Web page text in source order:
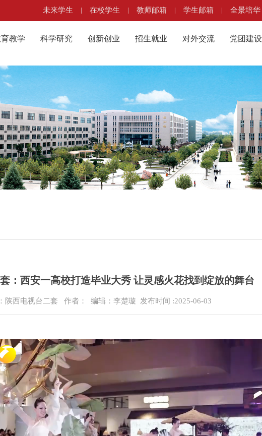
未来学生 | 在校学生 | 教师邮箱 | 学生邮箱 | 全景培华
教学 科学研究 创新创业 招生就业 对外交流 党团建设
：西安一高校打造毕业大秀 让灵感火花找到绽放的舞台
陕西电视台二套 作者： 编辑：李楚璇 发布时间 :2025-06-03